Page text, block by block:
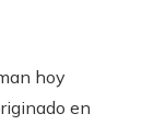
hoy
en